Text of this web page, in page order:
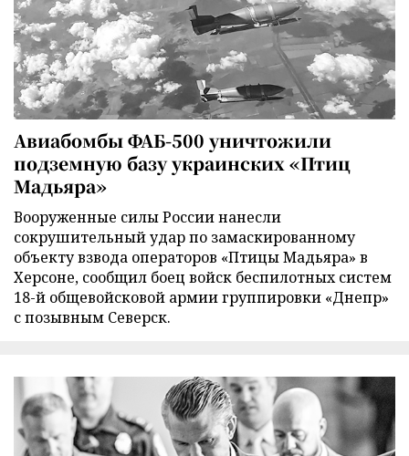
Авиабомбы ФАБ-500 уничтожили
подземную базу украинских «Птиц
Мадьяра»
Вооруженные силы России нанесли
сокрушительный удар по замаскированному
объекту взвода операторов «Птицы Мадьяра» в
Херсоне, сообщил боец войск беспилотных систем
18-й общевойсковой армии группировки «Днепр»
с позывным Северск.